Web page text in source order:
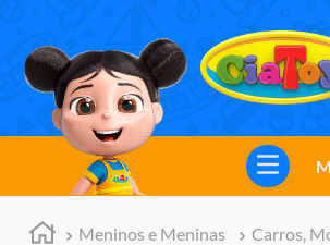
Meninos e Meninas Carros,
TERMOS MAIS BUSCADOS
meninos
marvel legends
barbie